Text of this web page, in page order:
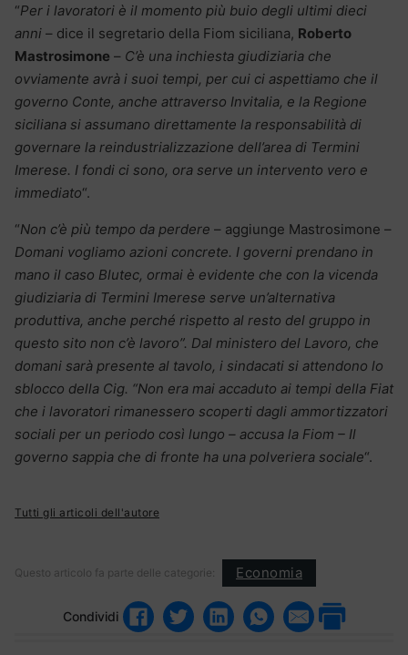
“Per i lavoratori è il momento più buio degli ultimi dieci
anni – dice il segretario della Fiom siciliana, Roberto
Mastrosimone – C’è una inchiesta giudiziaria che
ovviamente avrà i suoi tempi, per cui ci aspettiamo che il
governo Conte, anche attraverso Invitalia, e la Regione
siciliana si assumano direttamente la responsabilità di
governare la reindustrializzazione dell’area di Termini
Imerese. I fondi ci sono, ora serve un intervento vero e
immediato“.
“Non c’è più tempo da perdere – aggiunge Mastrosimone –
Domani vogliamo azioni concrete. I governi prendano in
mano il caso Blutec, ormai è evidente che con la vicenda
giudiziaria di Termini Imerese serve un’alternativa
produttiva, anche perché rispetto al resto del gruppo in
questo sito non c’è lavoro”. Dal ministero del Lavoro, che
domani sarà presente al tavolo, i sindacati si attendono lo
sblocco della Cig. “Non era mai accaduto ai tempi della Fiat
che i lavoratori rimanessero scoperti dagli ammortizzatori
sociali per un periodo così lungo – accusa la Fiom – Il
governo sappia che di fronte ha una polveriera sociale“.
Tutti gli articoli dell'autore
Questo articolo fa parte delle categorie: Economia
Condividi